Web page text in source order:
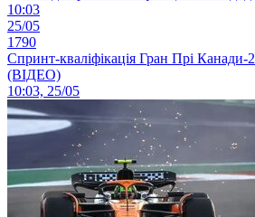
10:03
25/05
1790
Спринт-кваліфікація Гран Прі
(ВІДЕО)
10:03, 25/05